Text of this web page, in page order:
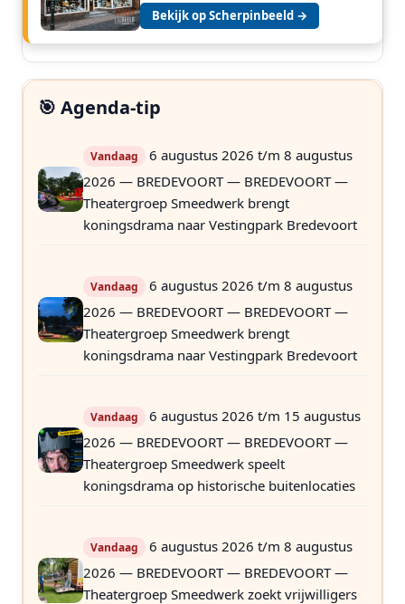
Bekijk op Scherpinbeeld →
🎯 Agenda-tip
Vandaag
6 augustus 2026 t/m 8 augustus
2026 — BREDEVOORT — BREDEVOORT —
Theatergroep Smeedwerk brengt
koningsdrama naar Vestingpark Bredevoort
Vandaag
6 augustus 2026 t/m 8 augustus
2026 — BREDEVOORT — BREDEVOORT —
Theatergroep Smeedwerk brengt
koningsdrama naar Vestingpark Bredevoort
Vandaag
6 augustus 2026 t/m 15 augustus
2026 — BREDEVOORT — BREDEVOORT —
Theatergroep Smeedwerk speelt
koningsdrama op historische buitenlocaties
Vandaag
6 augustus 2026 t/m 8 augustus
2026 — BREDEVOORT — BREDEVOORT —
Theatergroep Smeedwerk zoekt vrijwilligers